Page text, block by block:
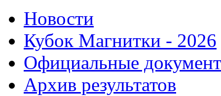
Новости
Кубок Магнитки - 2026
Официальные
Архив результатов